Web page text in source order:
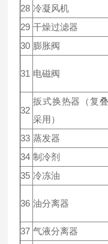
28 冷凝风机
29 干燥过滤器
30 膨胀阀
31 电磁阀
32
扳式换热器（复
采用）
33 蒸发器
34 制冷剂
35 冷冻油
36 油分离器
37 气液分离器